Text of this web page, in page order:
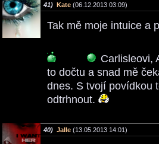
41) Kate (06.12.2013 03:09)
Tak mě moje intuice a
Carlisleovi,
to dočtu a snad mě
dnes. S tvojí povídkou
odtrhnout.
40) Jalle (13.05.2013 14:01)